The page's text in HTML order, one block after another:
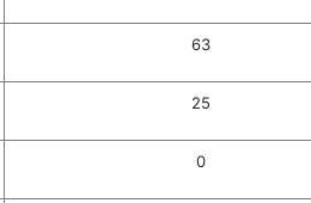
63
25
0